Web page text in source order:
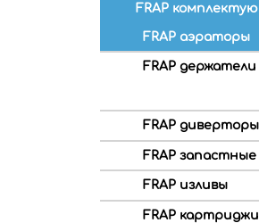
FRAP
FRAP аэраторы
FRAP держатели
FRAP диверторы
FRAP
FRAP изливы
FRAP картриджи